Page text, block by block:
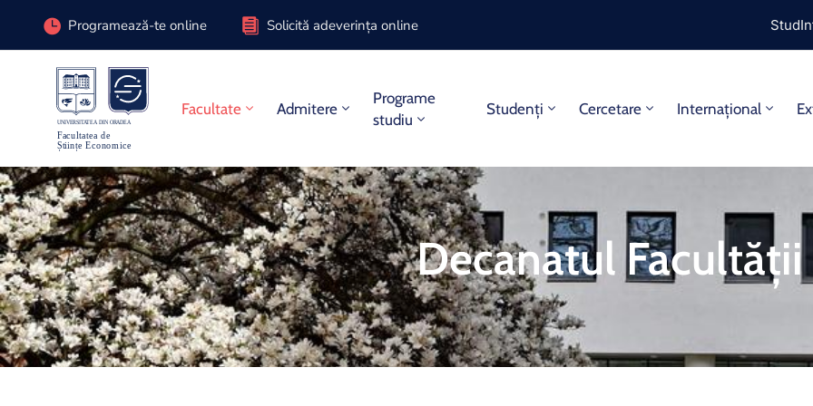
Programează-te online Solicită adeverința online
Facultate Admitere
Programe
studiu
Studenți Cercetare Internațional
Decanatul Facultății